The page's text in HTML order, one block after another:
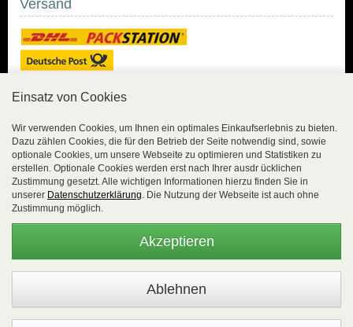
Versand
Sicher Einkaufen mit
Trusted Shops und
Geld-zurück-Garantie.
lückenlos verschlüsselt
übertragen.
Die Shop-Server sind PCI-zertifiziert.
Einsatz von Cookies
Wir verwenden Cookies, um Ihnen ein optimales Einkaufserlebnis zu bieten.
Dazu zählen Cookies, die für den Betrieb der Seite notwendig sind, sowie
optionale Cookies, um unsere Webseite zu optimieren und Statistiken zu
erstellen. Optionale Cookies werden erst nach Ihrer ausdr ücklichen
Zustimmung gesetzt. Alle wichtigen Informationen hierzu finden Sie in
unserer Datenschutzerklärung. Die Nutzung der Webseite ist auch ohne
Zustimmung möglich.
Akzeptieren